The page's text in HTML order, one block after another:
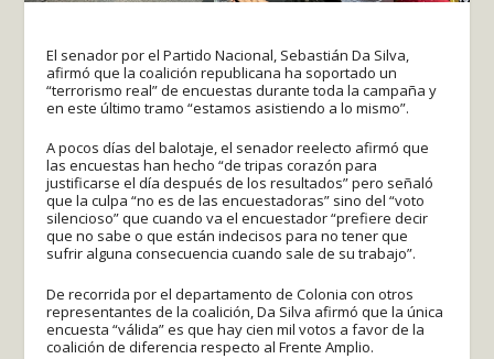
El senador por el Partido Nacional, Sebastián Da Silva,
afirmó que la coalición republicana ha soportado un
“terrorismo real” de encuestas durante toda la campaña y
en este último tramo “estamos asistiendo a lo mismo”.
A pocos días del balotaje, el senador reelecto afirmó que
las encuestas han hecho “de tripas corazón para
justificarse el día después de los resultados” pero señaló
que la culpa “no es de las encuestadoras” sino del “voto
silencioso” que cuando va el encuestador “prefiere decir
que no sabe o que están indecisos para no tener que
sufrir alguna consecuencia cuando sale de su trabajo”.
De recorrida por el departamento de Colonia con otros
representantes de la coalición, Da Silva afirmó que la única
encuesta “válida” es que hay cien mil votos a favor de la
coalición de diferencia respecto al Frente Amplio.